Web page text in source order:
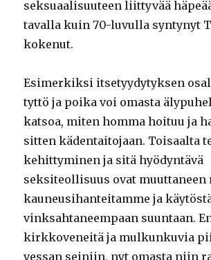
seksuaalisuuteen liittyvää
tavalla kuin 70-luvulla syntynyt
kokenut.
Esimerkiksi itsetyydytyksen
tyttö ja poika voi omasta
katsoa, miten homma hoituu ja
sitten kädentaitojaan. Toisaalta
kehittyminen ja sitä hyödyntävä
seksiteollisuus ovat muuttaneen
kauneusihanteitamme ja
vinksahtaneempaan suuntaan.
kirkkoveneitä ja mulkunkuvia
vessan seiniin, nyt omasta niin